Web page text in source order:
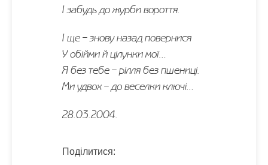
І забудь до журби вороття.
І ще – знову назад повернися
У обійми й цілунки мої…
Я без тебе – рілля без пшениці.
Ми удвох – до веселки ключі…
28.03.2004.
Поділитися: